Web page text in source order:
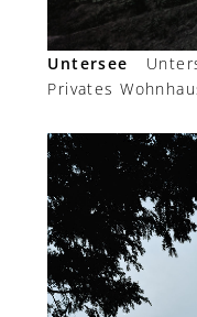
Untersee
Privates